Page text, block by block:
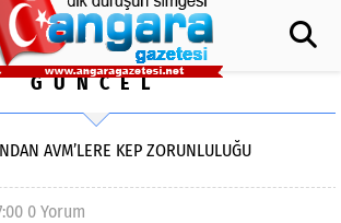
GÜNCEL
AVM’LERE KEP ZORUNLULUĞU
0 Yorum